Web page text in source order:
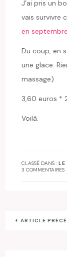
J’ai pris un
vais
en
Du coup, en
une glace.
massage)
3,60 euros *
Voilà.
CLASSÉ DANS :LE
3 COMMENTAIRES
ARTICLE